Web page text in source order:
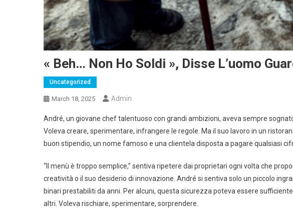
« Beh… Non Ho Soldi », Disse L’uomo
Uncategorized
March 18, 2025 Admin
André, un giovane chef talentuoso con grandi ambizioni, aveva sempre
Voleva creare, sperimentare, infrangere le regole. Ma il suo lavoro in un
buon stipendio, un nome famoso e una clientela disposta a pagare qualsiasi
“Il menù è troppo semplice,” sentiva ripetere dai proprietari ogni volta che
creatività o il suo desiderio di innovazione. André si sentiva solo un piccolo
binari prestabiliti da anni. Per alcuni, questa sicurezza poteva essere
altri. Voleva rischiare, sperimentare, sorprendere.